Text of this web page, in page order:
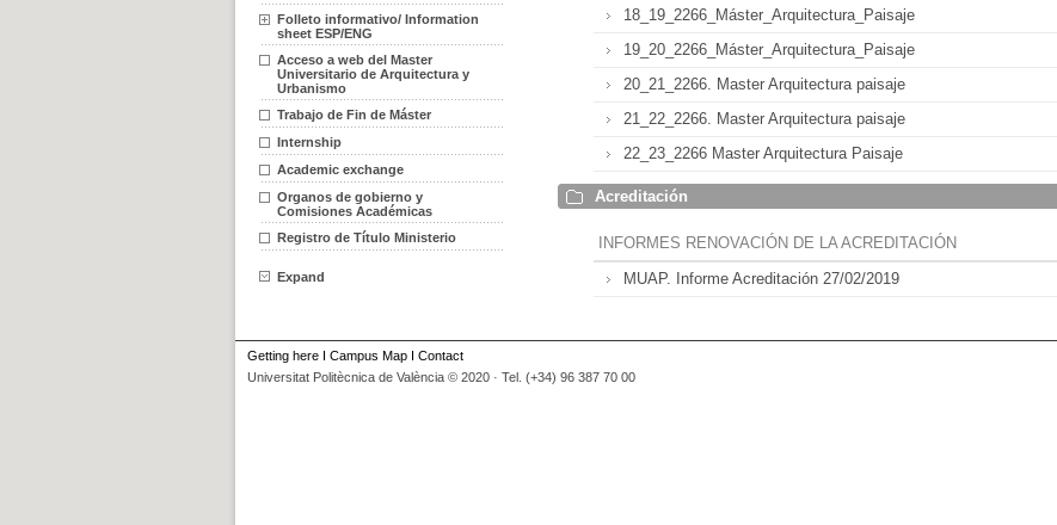
Folleto informativo/ Information
sheet ESP/ENG
Acceso a web del Master
Universitario de Arquitectura y
Urbanismo
Trabajo de Fin de Máster
Internship
Academic exchange
Organos de gobierno y
Comisiones Académicas
Registro de Título Ministerio
Expand
18_19_2266_Máster_Arquitectura_Paisaje
19_20_2266_Máster_Arquitectura_Paisaje
20_21_2266. Master Arquitectura paisaje
21_22_2266. Master Arquitectura paisaje
22_23_2266 Master Arquitectura Paisaje
Acreditación
INFORMES RENOVACIÓN DE LA ACREDITACIÓN
MUAP. Informe Acreditación 27/02/2019
Getting here I Campus Map I Contact
Universitat Politècnica de València © 2020 · Tel. (+34) 96 387 70 00